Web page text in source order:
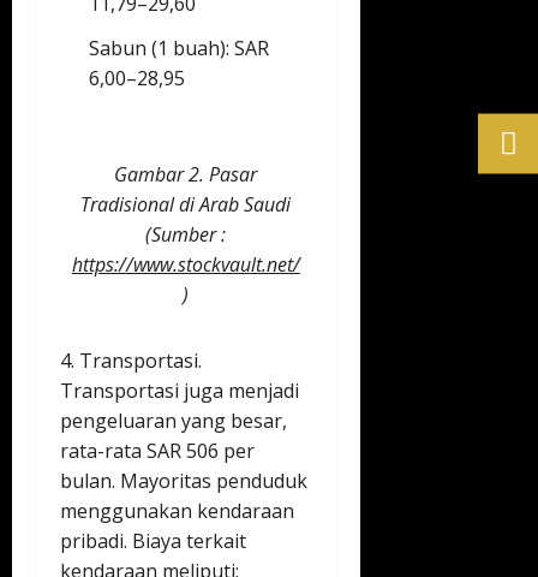
Sabun (1 buah): SAR
6,00–28,95
Gambar 2. Pasar
Tradisional di Arab Saudi
(Sumber :
https://www.stockvault.net/
)
4. Transportasi.
Transportasi juga menjadi
pengeluaran yang besar,
rata-rata SAR 506 per
bulan. Mayoritas penduduk
menggunakan kendaraan
pribadi. Biaya terkait
kendaraan meliputi: